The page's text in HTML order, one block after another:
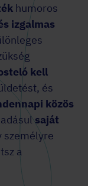
humoros
izgalmas
kell
és
közös
saját
személyre
a